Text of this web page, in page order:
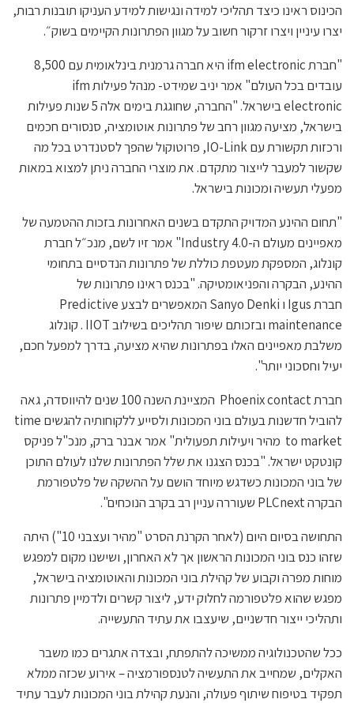
הכינוס ראינו כיצד תהליכי למידה ונגישות למידע העניקו תובנות רבות,
יצרו עיניין ויצרו זרקור חשוב על מגוון הפתרונות הקיימים בשוק״.
"חברת ifm electronic היא חברה גרמנית בינלאומית עם 8,500
עובדים בכל העולם" אמר יניב שמידט- מנהל פעילות ifm
electronic בישראל. "החברה, שחוגגת בימים אלה 5 שנות פעילות
בישראל, מציעה מגוון רחב של פתרונות אוטומציה, סנסורים חכמים
ורכזות תקשורת עם IO-Link, פרוטוקול שהפך לסטנדרט בכל מה
שקשור למעבר לייצור מתקדם. את מוצרי החברה ניתן למצוא במאות
מפעלי תעשיה ומכונות בישראל.
"תחום ההינע המדויק התקדם בשנים האחרונות בזכות ההטמעה של
מאפיינים מעולם ה-4.0 Industry" אמר זיו לשם, מנכ״ל חברת
קונלוג, המספקת מעטפת כוללת של פתרונות הנדסיים בתחומי
ההינע, הבקרה והפניאומטיקה. "בכנס ראינו פתרונות של
חברת Igus ו Sanyo Denki המאפשרים לבצע Predictive
maintenance ובזכותם שיפור תהליכים בשילוב IIOT . קונלוג
משלבת מאפיינים האלו בפתרונות שהיא מציעה, בדרך למפעל חכם,
יעיל וחסכוני יותר".
חברת Phoenix contact המציינת השנה 100 שנים להיווסדה, גאה
להוביל חדשנות בעולם בוני המכונות ולסייע ללקוחותיה להגשים time
to market מהיר ויעילות תפעולית" אמר אבנר ברק, מנכ"ל פניקס
קונטקט ישראל. "בכנס הצגנו את שלל הפתרונות שלנו לעולם התוכן
של בוני המכונות כשדגש מיוחד הושם על ההשקה של פלטפורמת
הבקרה PLCnext שעוררה עניין רב בקרב הנוכחים".
התחושה בסיום היום (לאחר הקרנת הסרט "מהיר ועצבני 10") היתה
שזהו כנס בוני המכונות הראשון אך לא האחרון, ושישנו מקום למפגש
מוחות מפרה וקבוע של קהילת בוני המכונות והאוטומציה בישראל,
מפגש שהוא פלטפורמה לחלוק ידע, ליצור קשרים ולדמיין פתרונות
ותהליכי ייצור חדשניים, שיעצבו את עתיד התעשייה.
ככל שהטכנולוגיה ממשיכה להתפתח, ובצדה אתגרים כמו משבר
האקלים, שמחייב את התעשיה לטנספורמציה – אירוע שכזה ממלא
תפקיד בטיפוח שיתוף פעולה, והנעת קהילת בוני המכונות לעבר עתיד